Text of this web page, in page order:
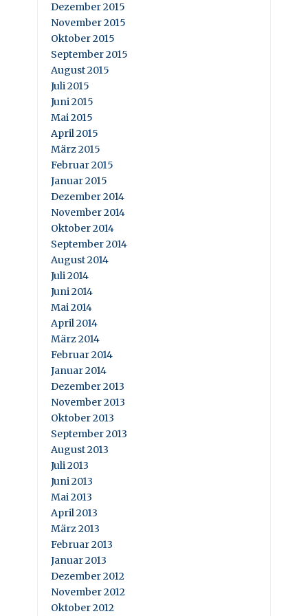
Dezember 2015
November 2015
Oktober 2015
September 2015
August 2015
Juli 2015
Juni 2015
Mai 2015
April 2015
März 2015
Februar 2015
Januar 2015
Dezember 2014
November 2014
Oktober 2014
September 2014
August 2014
Juli 2014
Juni 2014
Mai 2014
April 2014
März 2014
Februar 2014
Januar 2014
Dezember 2013
November 2013
Oktober 2013
September 2013
August 2013
Juli 2013
Juni 2013
Mai 2013
April 2013
März 2013
Februar 2013
Januar 2013
Dezember 2012
November 2012
Oktober 2012